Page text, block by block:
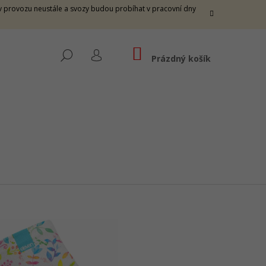
v provozu neustále a svozy budou probíhat v pracovní dny
HLEDAT
PŘIHLÁŠENÍ
NÁKUPNÍ
KOŠÍK
Prázdný košík
M - FIRE